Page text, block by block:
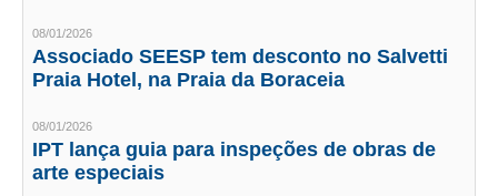
SEESP EDUCAÇÃO
BENEFÍCIOS
08/01/2026
Associado SEESP tem desconto no Salvetti
Praia Hotel, na Praia da Boraceia
08/01/2026
IPT lança guia para inspeções de obras de
arte especiais